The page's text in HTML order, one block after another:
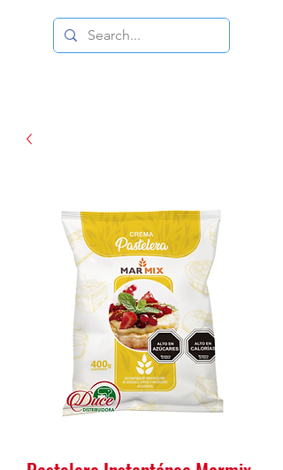
DISTRIBUIDORA DUCE